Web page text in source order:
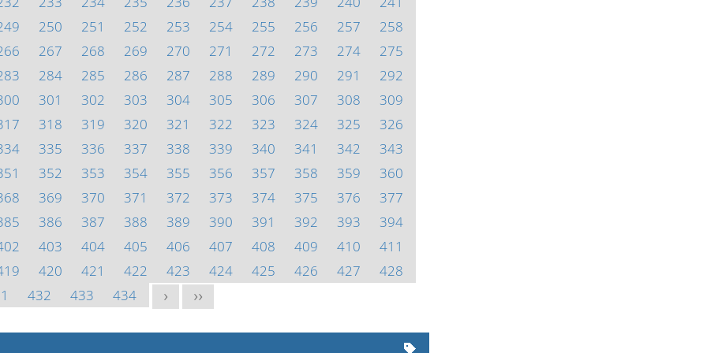
250 251 252 253 254 255 256 257
258
267 268 269 270 271 272 273 274
275
284 285 286 287 288 289 290 291
292
301 302 303 304 305 306 307 308
309
318 319 320 321 322 323 324 325
326
335 336 337 338 339 340 341 342
343
352 353 354 355 356 357 358 359
360
369 370 371 372 373 374 375 376
377
386 387 388 389 390 391 392 393
394
403 404 405 406 407 408 409 410
411
420 421 422 423 424 425 426 427
428
432 433 434 > >>